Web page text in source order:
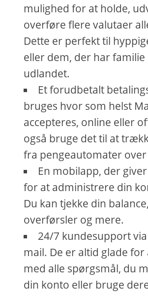
mulighed for at holde,
overføre flere valutaer
Dette er perfekt til
eller dem, der har familie
udlandet.
Et forudbetalt
bruges hvor som helst
accepteres, online eller
også bruge det til at
fra pengeautomater
En mobilapp, der
for at administrere din
Du kan tjekke din
overførsler og mere.
24/7 kundesupport
mail. De er altid glade
med alle spørgsmål, du
din konto eller bruge